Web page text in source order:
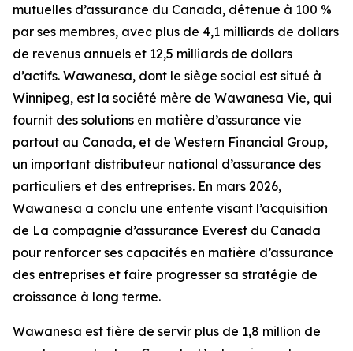
mutuelles d’assurance du Canada, détenue à 100 %
par ses membres, avec plus de 4,1 milliards de dollars
de revenus annuels et 12,5 milliards de dollars
d’actifs. Wawanesa, dont le siège social est situé à
Winnipeg, est la société mère de Wawanesa Vie, qui
fournit des solutions en matière d’assurance vie
partout au Canada, et de Western Financial Group,
un important distributeur national d’assurance des
particuliers et des entreprises. En mars 2026,
Wawanesa a conclu une entente visant l’acquisition
de La compagnie d’assurance Everest du Canada
pour renforcer ses capacités en matière d’assurance
des entreprises et faire progresser sa stratégie de
croissance à long terme.
Wawanesa est fière de servir plus de 1,8 million de